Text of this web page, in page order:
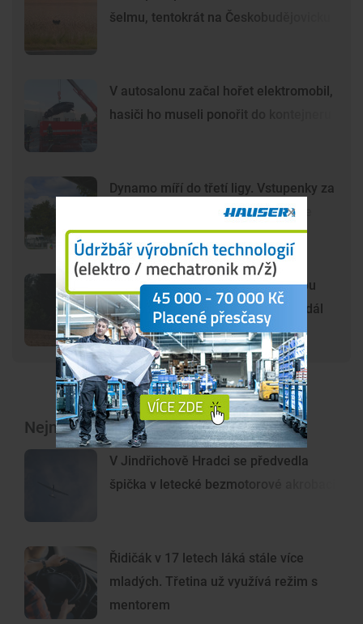
šelmu, tentokrát na Českobudějovicku
V autosalonu začal hořet elektromobil,
hasiči ho museli ponořit do kontejneru
Dynamo míří do třetí ligy. Vstupenky za
80 korun už na internetu nekoupíte
Šelma na jihu Čech? Záběry mohou
zachycovat kočku, policie hlášení dál
prověřuje
Nejnovější články
V Jindřichově Hradci se předvedla
špička v letecké bezmotorové akrobacii
Řidičák v 17 letech láká stále více
mladých. Třetina už využívá režim s
mentorem